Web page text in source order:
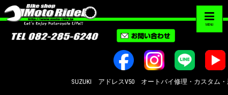
MENU
SUZUKI アドレスV50 オートバイ修理・カスタム・新